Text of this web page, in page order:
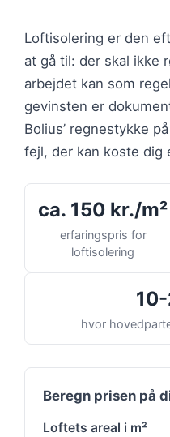
Loftisolering er den
at gå til: der skal ikke
arbejdet kan som
gevinsten er
Bolius’ regnestykke
fejl, der kan koste dig
ca. 150 kr./m²
erfaringspris for
loftisolering
hvor
Beregn prisen på
Loftets areal i m²